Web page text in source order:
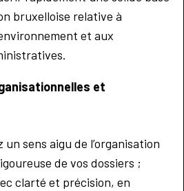
bruxelloise relative à
et aux
et
sens aigu de l’organisation
de vos dossiers ;
clarté et précision, en